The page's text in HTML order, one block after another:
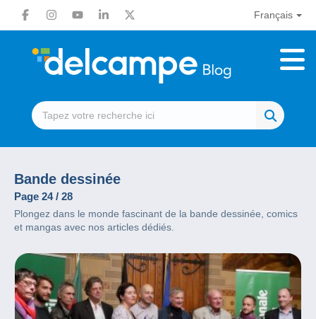
Français
Bande dessinée
Page 24 / 28
Plongez dans le monde fascinant de la bande dessinée, comics
et mangas avec nos articles dédiés.